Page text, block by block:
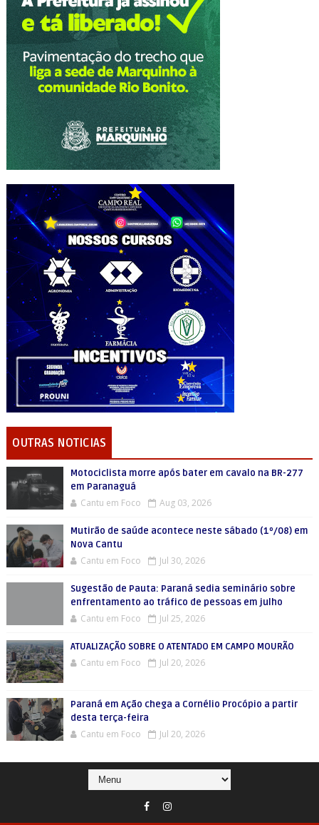
OUTRAS NOTICIAS
Motociclista morre após bater em cavalo na BR-277
em Paranaguá
Cantu em Foco Aug 03, 2026
Mutirão de saúde acontece neste sábado (1º/08) em
Nova Cantu
Cantu em Foco Jul 30, 2026
Sugestão de Pauta: Paraná sedia seminário sobre
enfrentamento ao tráfico de pessoas em julho
Cantu em Foco Jul 25, 2026
ATUALIZAÇÃO SOBRE O ATENTADO EM CAMPO MOURÃO
Cantu em Foco Jul 20, 2026
Paraná em Ação chega a Cornélio Procópio a partir
desta terça-feira
Cantu em Foco Jul 20, 2026